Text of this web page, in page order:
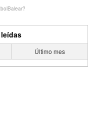
Último mes